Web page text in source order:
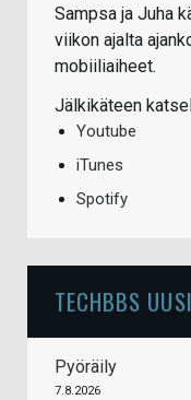
Sampsa ja Juha
viikon ajalta
mobiiliaiheet.
Jälkikäteen
Youtube
iTunes
Spotify
TECHBBS
Pyöräily
7.8.2026